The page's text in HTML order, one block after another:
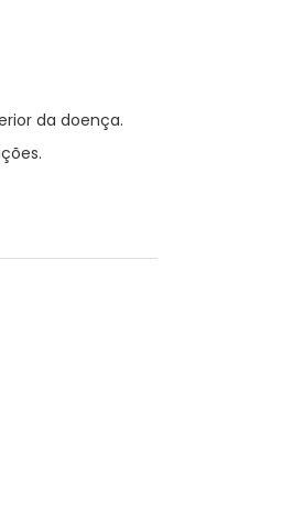
da doença.